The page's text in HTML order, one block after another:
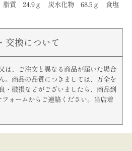
脂質 24.9ｇ 炭水化物 68.5ｇ 食塩
交換について
は、ご注文と異なる商品が届いた場合
。商品の品質につきましては、万全を
・破損などがございましたら、商品到
ォームからご連絡ください。当店着